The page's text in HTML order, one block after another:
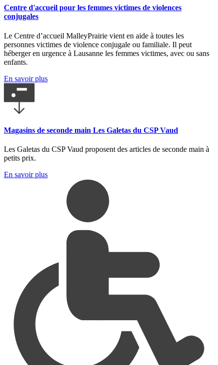
Centre d'accueil pour les femmes victimes de violences
conjugales
Le Centre d’accueil MalleyPrairie vient en aide à toutes les
personnes victimes de violence conjugale ou familiale. Il peut
héberger en urgence à Lausanne les femmes victimes, avec ou sans
enfants.
En savoir plus
Magasins de seconde main Les Galetas du CSP Vaud
Les Galetas du CSP Vaud proposent des articles de seconde main à
petits prix.
En savoir plus